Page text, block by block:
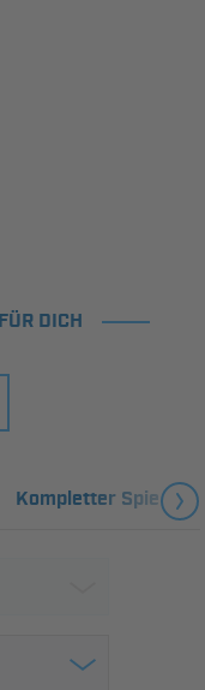
DICH
Kompletter Spielplan